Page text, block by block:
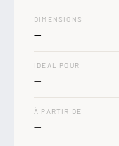
DIMENSIONS
—
IDÉAL POUR
—
À PARTIR DE
—